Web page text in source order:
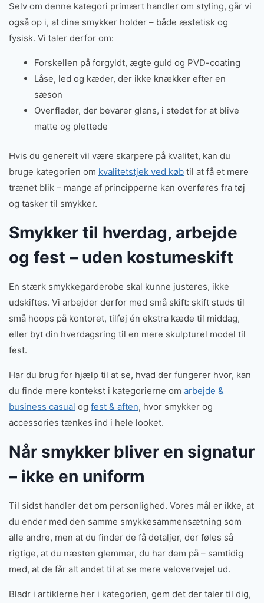
Selv om denne kategori primært handler om styling, går vi
også op i, at dine smykker holder – både æstetisk og
fysisk. Vi taler derfor om:
Forskellen på forgyldt, ægte guld og PVD-coating
Låse, led og kæder, der ikke knækker efter en
sæson
Overflader, der bevarer glans, i stedet for at blive
matte og plettede
Hvis du generelt vil være skarpere på kvalitet, kan du
bruge kategorien om kvalitetstjek ved køb til at få et mere
trænet blik – mange af principperne kan overføres fra tøj
og tasker til smykker.
Smykker til hverdag, arbejde
og fest – uden kostumeskift
En stærk smykkegarderobe skal kunne justeres, ikke
udskiftes. Vi arbejder derfor med små skift: skift studs til
små hoops på kontoret, tilføj én ekstra kæde til middag,
eller byt din hverdagsring til en mere skulpturel model til
fest.
Har du brug for hjælp til at se, hvad der fungerer hvor, kan
du finde mere kontekst i kategorierne om arbejde &
business casual og fest & aften, hvor smykker og
accessories tænkes ind i hele looket.
Når smykker bliver en signatur
– ikke en uniform
Til sidst handler det om personlighed. Vores mål er ikke, at
du ender med den samme smykkesammensætning som
alle andre, men at du finder de få detaljer, der føles så
rigtige, at du næsten glemmer, du har dem på – samtidig
med, at de får alt andet til at se mere velovervejet ud.
Bladr i artiklerne her i kategorien, gem det der taler til dig,